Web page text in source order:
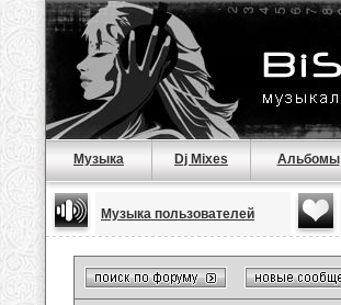
Музыка Dj Mixes Альбомы
Музыка пользователей